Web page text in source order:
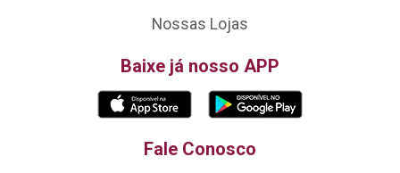
Nossas Lojas
Baixe já nosso APP
Fale Conosco